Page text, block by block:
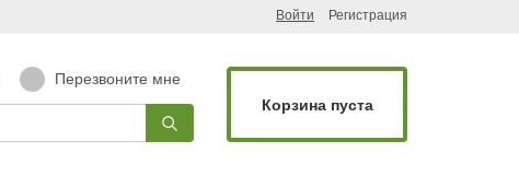
Войти Регистрация
Перезвоните мне
Корзина пуста